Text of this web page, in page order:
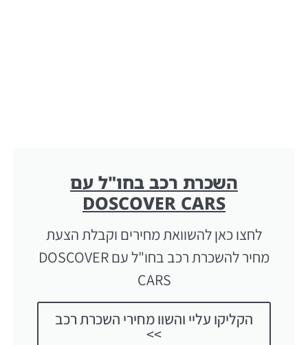
השכרת רכב בחו"ל עם
DOSCOVER CARS
לחצו כאן להשוואת מחירים וקבלת הצעת
מחיר להשכרת רכב בחו"ל עם DOSCOVER
CARS
הקליקו עליי והשוו מחירי השכרת רכב
>>